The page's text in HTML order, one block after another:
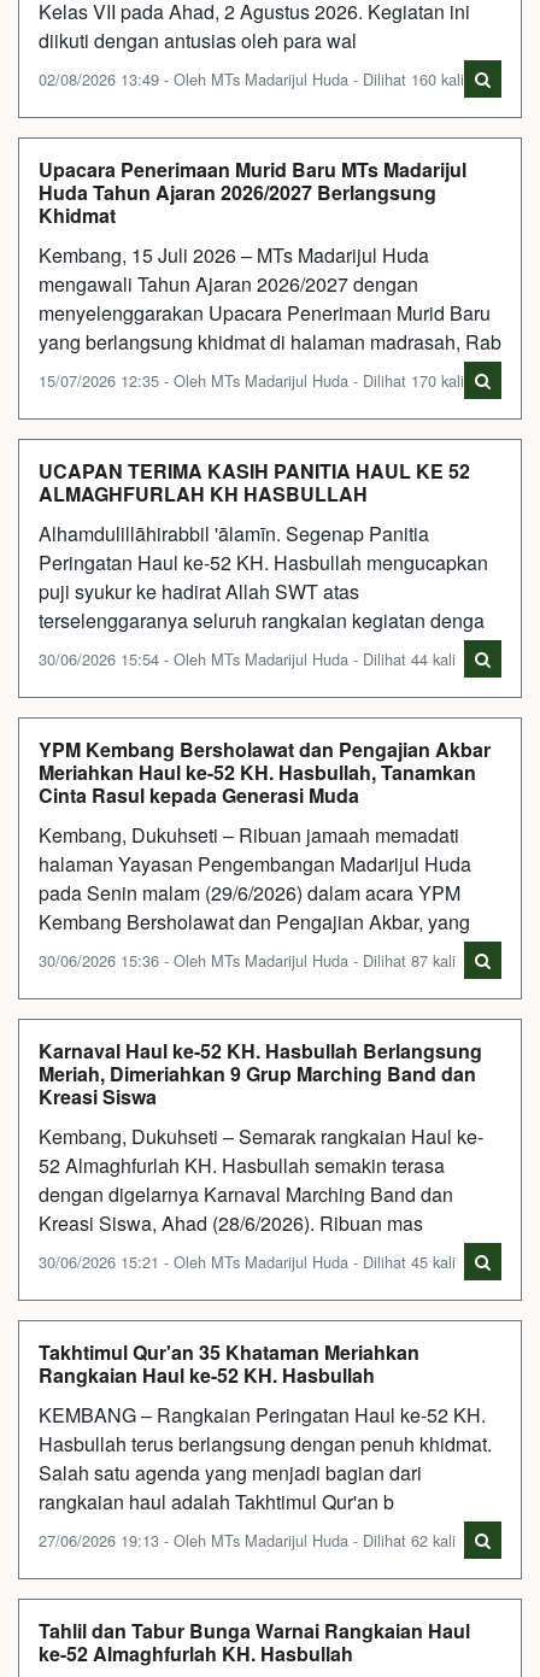
Kelas VII pada Ahad, 2 Agustus 2026. Kegiatan ini
diikuti dengan antusias oleh para wal
02/08/2026 13:49 - Oleh MTs Madarijul Huda - Dilihat 160 kali
Upacara Penerimaan Murid Baru MTs Madarijul
Huda Tahun Ajaran 2026/2027 Berlangsung
Khidmat
Kembang, 15 Juli 2026 – MTs Madarijul Huda
mengawali Tahun Ajaran 2026/2027 dengan
menyelenggarakan Upacara Penerimaan Murid Baru
yang berlangsung khidmat di halaman madrasah, Rab
15/07/2026 12:35 - Oleh MTs Madarijul Huda - Dilihat 170 kali
UCAPAN TERIMA KASIH PANITIA HAUL KE 52
ALMAGHFURLAH KH HASBULLAH
Alhamdulillāhirabbil 'ālamīn. Segenap Panitia
Peringatan Haul ke-52 KH. Hasbullah mengucapkan
puji syukur ke hadirat Allah SWT atas
terselenggaranya seluruh rangkaian kegiatan denga
30/06/2026 15:54 - Oleh MTs Madarijul Huda - Dilihat 44 kali
YPM Kembang Bersholawat dan Pengajian Akbar
Meriahkan Haul ke-52 KH. Hasbullah, Tanamkan
Cinta Rasul kepada Generasi Muda
Kembang, Dukuhseti – Ribuan jamaah memadati
halaman Yayasan Pengembangan Madarijul Huda
pada Senin malam (29/6/2026) dalam acara YPM
Kembang Bersholawat dan Pengajian Akbar, yang
30/06/2026 15:36 - Oleh MTs Madarijul Huda - Dilihat 87 kali
Karnaval Haul ke-52 KH. Hasbullah Berlangsung
Meriah, Dimeriahkan 9 Grup Marching Band dan
Kreasi Siswa
Kembang, Dukuhseti – Semarak rangkaian Haul ke-
52 Almaghfurlah KH. Hasbullah semakin terasa
dengan digelarnya Karnaval Marching Band dan
Kreasi Siswa, Ahad (28/6/2026). Ribuan mas
30/06/2026 15:21 - Oleh MTs Madarijul Huda - Dilihat 45 kali
Takhtimul Qur'an 35 Khataman Meriahkan
Rangkaian Haul ke-52 KH. Hasbullah
KEMBANG – Rangkaian Peringatan Haul ke-52 KH.
Hasbullah terus berlangsung dengan penuh khidmat.
Salah satu agenda yang menjadi bagian dari
rangkaian haul adalah Takhtimul Qur'an b
27/06/2026 19:13 - Oleh MTs Madarijul Huda - Dilihat 62 kali
Tahlil dan Tabur Bunga Warnai Rangkaian Haul
ke-52 Almaghfurlah KH. Hasbullah